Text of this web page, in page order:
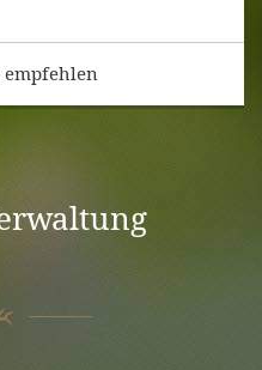
empfehlen